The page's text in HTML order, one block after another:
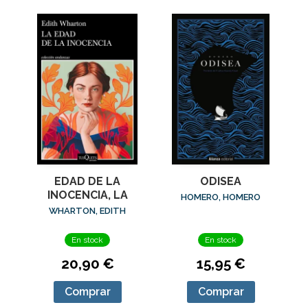
EDAD DE LA
INOCENCIA, LA
WHARTON, EDITH
En stock
20,90 €
Comprar
ODISEA
HOMERO, HOMERO
En stock
15,95 €
Comprar